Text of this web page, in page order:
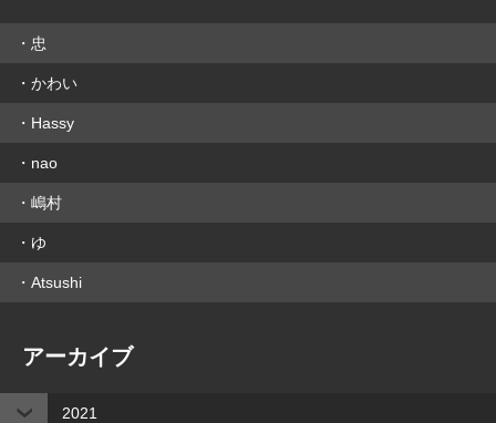
忠
かわい
Hassy
nao
嶋村
ゆ
Atsushi
アーカイブ
2021